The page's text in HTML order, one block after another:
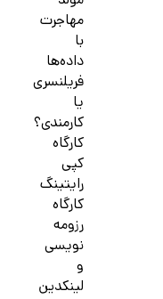
مهاجرت
با
داده‌ها
فریلنسری
یا
کارمندی؟
کارگاه
کپی
رایتینگ
کارگاه
رزومه
نویسی
و
لینکدین